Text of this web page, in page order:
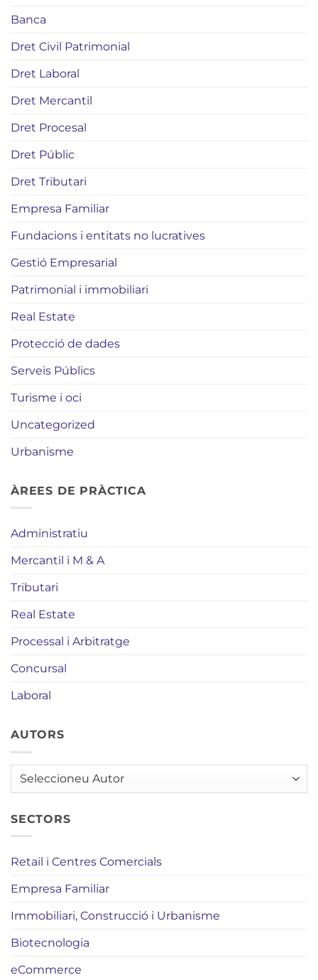
Banca
Dret Civil Patrimonial
Dret Laboral
Dret Mercantil
Dret Procesal
Dret Públic
Dret Tributari
Empresa Familiar
Fundacions i entitats no lucratives
Gestió Empresarial
Patrimonial i immobiliari
Real Estate
Protecció de dades
Serveis Públics
Turisme i oci
Uncategorized
Urbanisme
ÀREES DE PRÀCTICA
Administratiu
Mercantil i M & A
Tributari
Real Estate
Processal i Arbitratge
Concursal
Laboral
AUTORS
AUTORS
SECTORS
Retail i Centres Comercials
Empresa Familiar
Immobiliari, Construcció i Urbanisme
Biotecnologia
eCommerce